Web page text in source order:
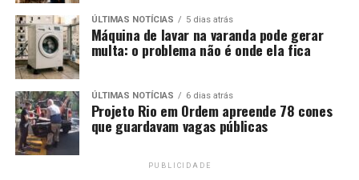
ÚLTIMAS NOTÍCIAS 5 dias atrás
Máquina de lavar na varanda pode gerar
multa: o problema não é onde ela fica
ÚLTIMAS NOTÍCIAS 6 dias atrás
Projeto Rio em Ordem apreende 78 cones
que guardavam vagas públicas
PUBLICIDADE